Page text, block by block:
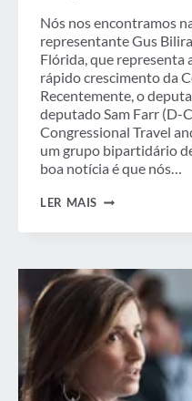
Nós nos encontramos
representante Gus
Flórida, que representa
rápido crescimento da
Recentemente, o
deputado Sam Farr (D-
Congressional Travel
um grupo bipartidário
boa notícia é que nós…
LER MAIS CAUCUSING